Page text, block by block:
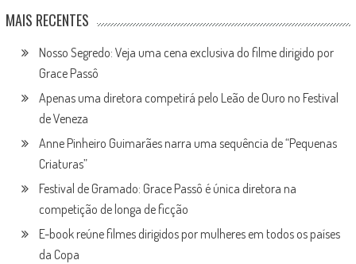
MAIS RECENTES
Nosso Segredo: Veja uma cena exclusiva do filme dirigido por
Grace Passô
Apenas uma diretora competirá pelo Leão de Ouro no Festival
de Veneza
Anne Pinheiro Guimarães narra uma sequência de “Pequenas
Criaturas”
Festival de Gramado: Grace Passô é única diretora na
competição de longa de ficção
E-book reúne filmes dirigidos por mulheres em todos os países
da Copa